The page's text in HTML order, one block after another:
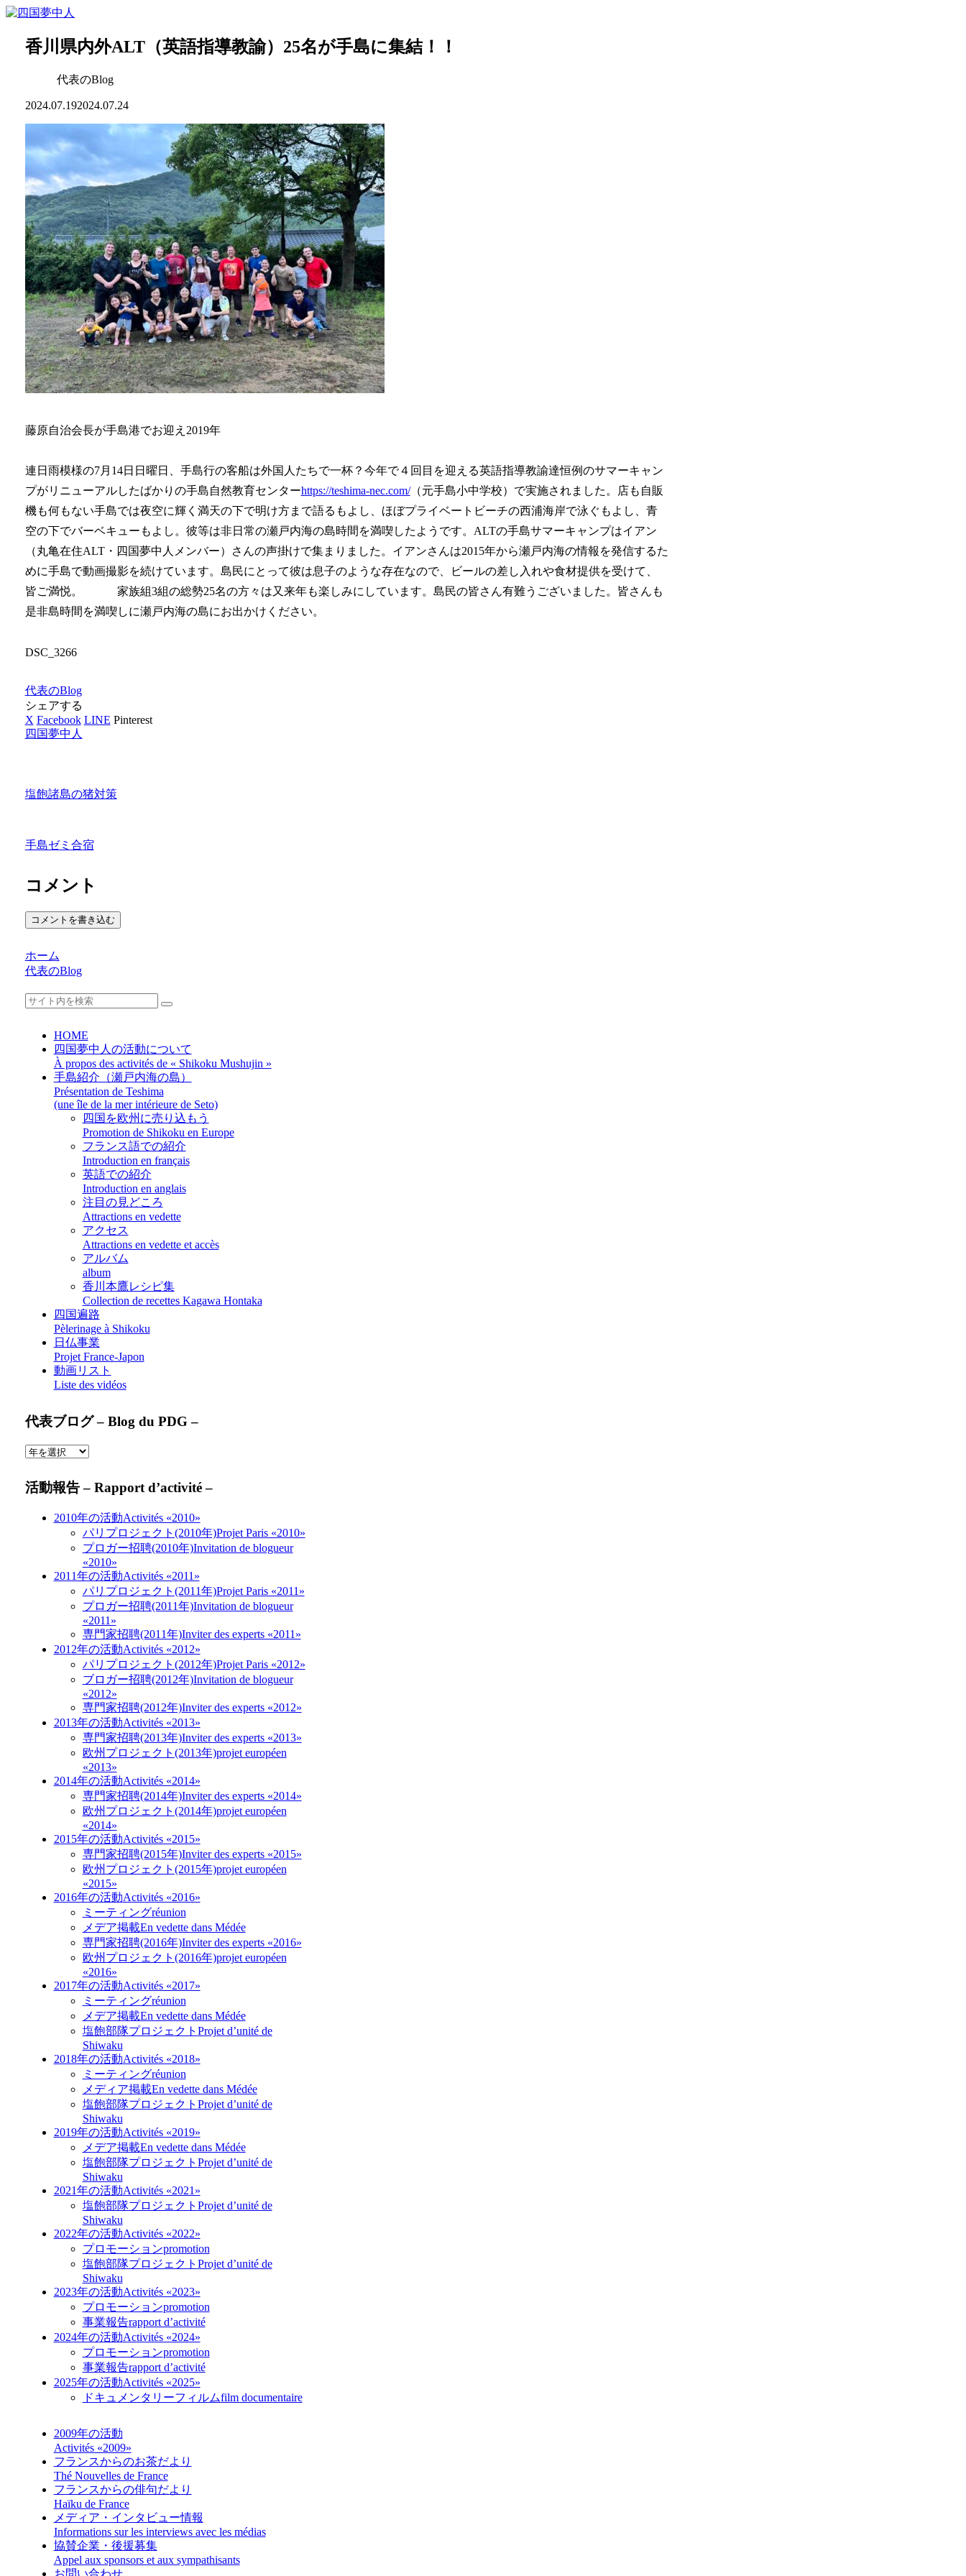
香川県内外ALT（英語指導教諭）25名が手島に集結！！
代表のBlog
2024.07.192024.07.24
藤原自治会長が手島港でお迎え2019年
連日雨模様の7月14日日曜日、手島行の客船は外国人たちで一杯？今年で４回目を迎える英語指導教諭達恒例のサマーキャン
プがリニューアルしたばかりの手島自然教育センターhttps://teshima-nec.com/（元手島小中学校）で実施されました。店も自販
機も何もない手島では夜空に輝く満天の下で明け方まで語るもよし、ほぼプライベートビーチの西浦海岸で泳ぐもよし、青
空の下でバーベキューもよし。彼等は非日常の瀬戸内海の島時間を満喫したようです。ALTの手島サマーキャンプはイアン
（丸亀在住ALT・四国夢中人メンバー）さんの声掛けで集まりました。イアンさんは2015年から瀬戸内海の情報を発信するた
めに手島で動画撮影を続けています。島民にとって彼は息子のような存在なので、ビールの差し入れや食材提供を受けて、
皆ご満悦。 家族組3組の総勢25名の方々は又来年も楽しみにしています。島民の皆さん有難うございました。皆さんも
是非島時間を満喫しに瀬戸内海の島にお出かけください。
DSC_3266
代表のBlog
シェアする
X Facebook LINE Pinterest
四国夢中人
塩飽諸島の猪対策
手島ゼミ合宿
コメント
コメントを書き込む
ホーム
代表のBlog
HOME
四国夢中人の活動について
À propos des activités de « Shikoku Mushujin »
手島紹介（瀬戸内海の島）
Présentation de Teshima
(une île de la mer intérieure de Seto)
四国を欧州に売り込もう
Promotion de Shikoku en Europe
フランス語での紹介
Introduction en français
英語での紹介
Introduction en anglais
注目の見どころ
Attractions en vedette
アクセス
Attractions en vedette et accès
アルバム
album
香川本鷹レシピ集
Collection de recettes Kagawa Hontaka
四国遍路
Pèlerinage à Shikoku
日仏事業
Projet France-Japon
動画リスト
Liste des vidéos
代表ブログ – Blog du PDG –
活動報告 – Rapport d’activité –
2010年の活動Activités «2010»
パリプロジェクト(2010年)Projet Paris «2010»
プロガー招聘(2010年)Invitation de blogueur
«2010»
2011年の活動Activités «2011»
パリプロジェクト(2011年)Projet Paris «2011»
プロガー招聘(2011年)Invitation de blogueur
«2011»
専門家招聘(2011年)Inviter des experts «2011»
2012年の活動Activités «2012»
パリプロジェクト(2012年)Projet Paris «2012»
ブロガー招聘(2012年)Invitation de blogueur
«2012»
専門家招聘(2012年)Inviter des experts «2012»
2013年の活動Activités «2013»
専門家招聘(2013年)Inviter des experts «2013»
欧州プロジェクト(2013年)projet européen
«2013»
2014年の活動Activités «2014»
専門家招聘(2014年)Inviter des experts «2014»
欧州プロジェクト(2014年)projet européen
«2014»
2015年の活動Activités «2015»
専門家招聘(2015年)Inviter des experts «2015»
欧州プロジェクト(2015年)projet européen
«2015»
2016年の活動Activités «2016»
ミーティングréunion
メデア掲載En vedette dans Médée
専門家招聘(2016年)Inviter des experts «2016»
欧州プロジェクト(2016年)projet européen
«2016»
2017年の活動Activités «2017»
ミーティングréunion
メデア掲載En vedette dans Médée
塩飽部隊プロジェクト Projet d’unité de
Shiwaku
2018年の活動Activités «2018»
ミーティングréunion
メディア掲載En vedette dans Médée
塩飽部隊プロジェクト Projet d’unité de
Shiwaku
2019年の活動Activités «2019»
メデア掲載En vedette dans Médée
塩飽部隊プロジェクト Projet d’unité de
Shiwaku
2021年の活動Activités «2021»
塩飽部隊プロジェクト Projet d’unité de
Shiwaku
2022年の活動Activités «2022»
プロモーションpromotion
塩飽部隊プロジェクト Projet d’unité de
Shiwaku
2023年の活動Activités «2023»
プロモーションpromotion
事業報告rapport d’activité
2024年の活動Activités «2024»
プロモーションpromotion
事業報告rapport d’activité
2025年の活動Activités «2025»
ドキュメンタリーフィルムfilm documentaire
2009年の活動
Activités «2009»
フランスからのお茶だより
Thé Nouvelles de France
フランスからの俳句だより
Haïku de France
メディア・インタビュー情報
Informations sur les interviews avec les médias
協賛企業・後援募集
Appel aux sponsors et aux sympathisants
お問い合わせ